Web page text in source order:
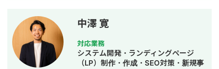
ムコーポレーション（ユーペイント）
様 ご依頼内容：Web集客を依頼したい
→サイト制作、SEO対策、リスティン
グ広告運用を実施 ◎商工会・業界メデ
ィア支援例 「東村山市商工会」様 「外
中澤 寛
対応業務
システム開発・ランディングページ
（LP）制作・作成・SEO対策・新規事